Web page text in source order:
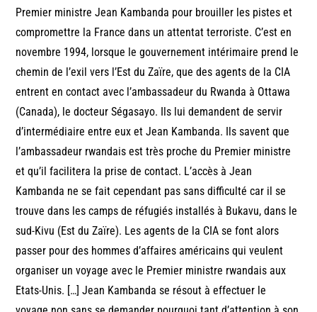
Premier ministre Jean Kambanda pour brouiller les pistes et
compromettre la France dans un attentat terroriste. C’est en
novembre 1994, lorsque le gouvernement intérimaire prend le
chemin de l’exil vers l’Est du Zaïre, que des agents de la CIA
entrent en contact avec l’ambassadeur du Rwanda à Ottawa
(Canada), le docteur Ségasayo. Ils lui demandent de servir
d’intermédiaire entre eux et Jean Kambanda. Ils savent que
l’ambassadeur rwandais est très proche du Premier ministre
et qu’il facilitera la prise de contact. L’accès à Jean
Kambanda ne se fait cependant pas sans difficulté car il se
trouve dans les camps de réfugiés installés à Bukavu, dans le
sud-Kivu (Est du Zaïre). Les agents de la CIA se font alors
passer pour des hommes d’affaires américains qui veulent
organiser un voyage avec le Premier ministre rwandais aux
Etats-Unis. […] Jean Kambanda se résout à effectuer le